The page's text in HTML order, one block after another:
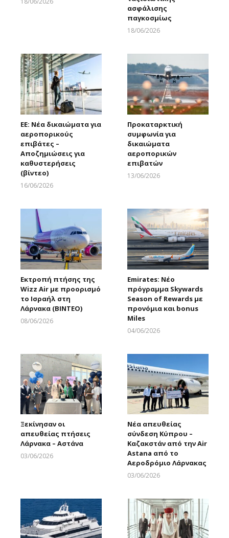
ασφάλισης
παγκοσμίως
18/06/2026
ΕΕ: Νέα δικαιώματα για
αεροπορικούς
επιβάτες –
Αποζημιώσεις για
καθυστερήσεις
(βίντεο)
16/06/2026
Προκαταρκτική
συμφωνία για
δικαιώματα
αεροπορικών
επιβατών
13/06/2026
Εκτροπή πτήσης της
Wizz Air με προορισμό
το Ισραήλ στη
Λάρνακα (ΒΙΝΤΕΟ)
08/06/2026
Emirates: Νέο
πρόγραμμα Skywards
Season of Rewards με
προνόμια και bonus
Miles
04/06/2026
Ξεκίνησαν οι
απευθείας πτήσεις
Λάρνακα – Αστάνα
03/06/2026
Νέα απευθείας
σύνδεση Κύπρου –
Καζακστάν από την Air
Astana από το
Αεροδρόμιο Λάρνακας
03/06/2026